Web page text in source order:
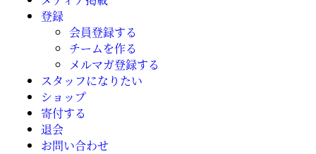
登録
会員登録する
チームを作る
メルマガ登録する
スタッフになりたい
ショップ
寄付する
退会
お問い合わせ